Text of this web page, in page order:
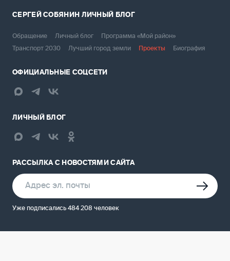
СЕРГЕЙ СОБЯНИН ЛИЧНЫЙ БЛОГ
Обращение Личный блог
Программа «Мой район»
Транспорт 2030
Лучший город земли Проекты Биография
ОФИЦИАЛЬНЫЕ СОЦСЕТИ
ЛИЧНЫЙ БЛОГ
РАССЫЛКА С НОВОСТЯМИ САЙТА
Уже подписались 484 208 человек